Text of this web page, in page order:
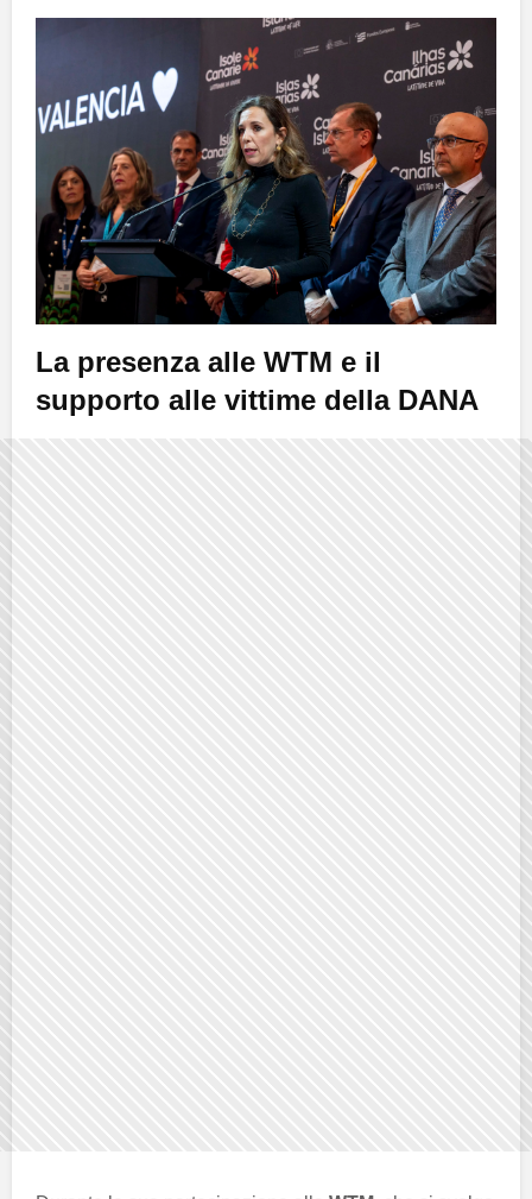
La presenza alle WTM e il
supporto alle vittime della DANA